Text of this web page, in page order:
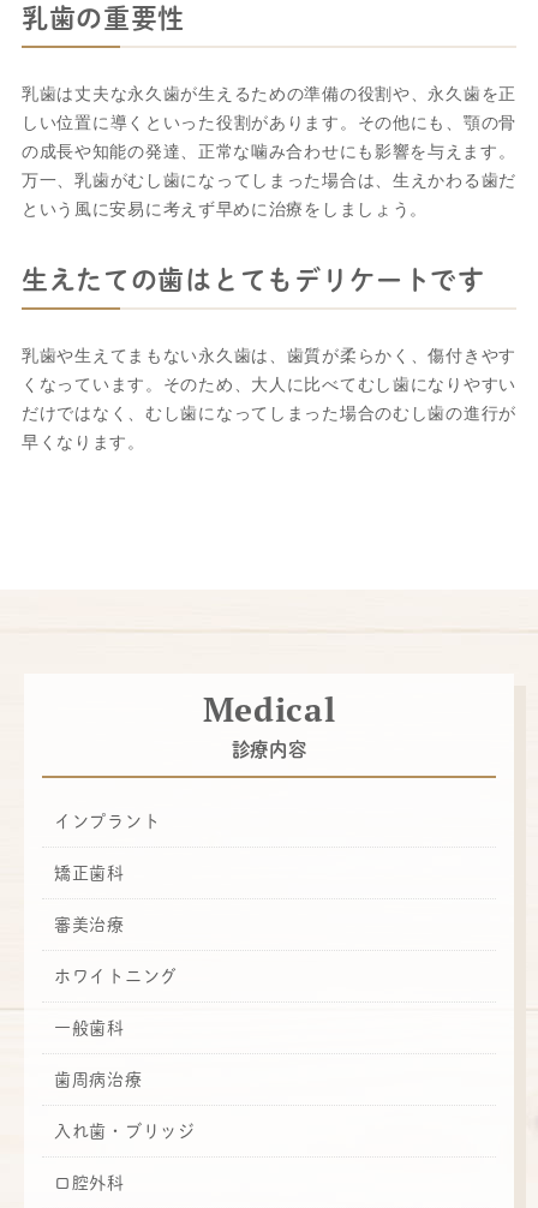
乳歯の重要性
乳歯は丈夫な永久歯が生えるための準備の役割や、永久歯を正
しい位置に導くといった役割があります。その他にも、顎の骨
の成長や知能の発達、正常な噛み合わせにも影響を与えます。
万一、乳歯がむし歯になってしまった場合は、生えかわる歯だ
という風に安易に考えず早めに治療をしましょう。
生えたての歯はとてもデリケートです
乳歯や生えてまもない永久歯は、歯質が柔らかく、傷付きやす
くなっています。そのため、大人に比べてむし歯になりやすい
だけではなく、むし歯になってしまった場合のむし歯の進行が
早くなります。
Medical
診療内容
インプラント
矯正歯科
審美治療
ホワイトニング
一般歯科
歯周病治療
入れ歯・ブリッジ
口腔外科